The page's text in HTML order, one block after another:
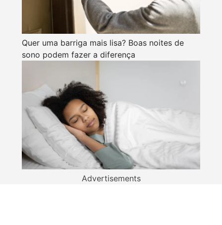
Quer uma barriga mais lisa? Boas noites de
sono podem fazer a diferença
Advertisements